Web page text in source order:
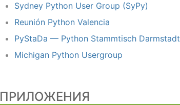
Sydney Python User Group (SyPy)
Reunión Python Valencia
PyStaDa — Python Stammtisch Darmstadt
Michigan Python Usergroup
ПРИЛОЖЕНИЯ